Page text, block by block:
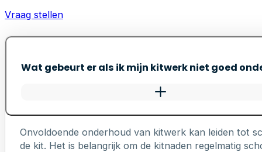
Vraag stellen
Wat gebeurt er als ik mijn kitwerk niet goed
Onvoldoende onderhoud van kitwerk kan leiden tot
de kit. Het is belangrijk om de kitnaden regelmatig